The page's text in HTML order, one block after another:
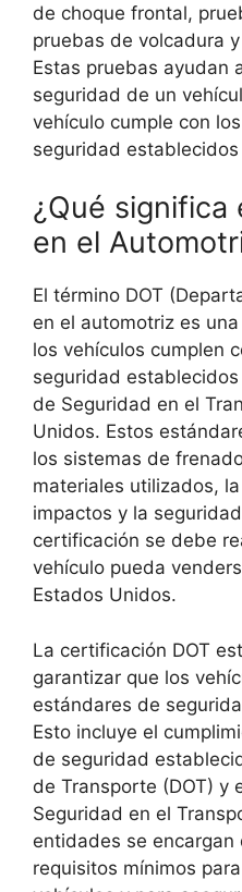
de choque frontal,
pruebas de volcadura
Estas pruebas ayudan
seguridad de un
vehículo cumple con
seguridad establecidos
¿Qué significa
en el
El término DOT
en el automotriz es
los vehículos cumplen
seguridad
de Seguridad en el
Unidos. Estos
los sistemas de
materiales utilizados,
impactos y la
certificación se debe
vehículo pueda
Estados Unidos.
La certificación DOT
garantizar que los
estándares de
Esto incluye el
de seguridad
de Transporte (DOT) y
Seguridad en el
entidades se encargan
requisitos mínimos